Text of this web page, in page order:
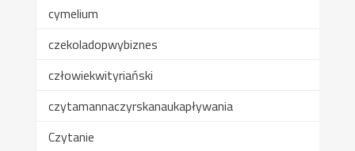
cymelium
czekoladopwybiznes
człowiekwityriański
czytamannaczyrskanaukapływania
Czytanie